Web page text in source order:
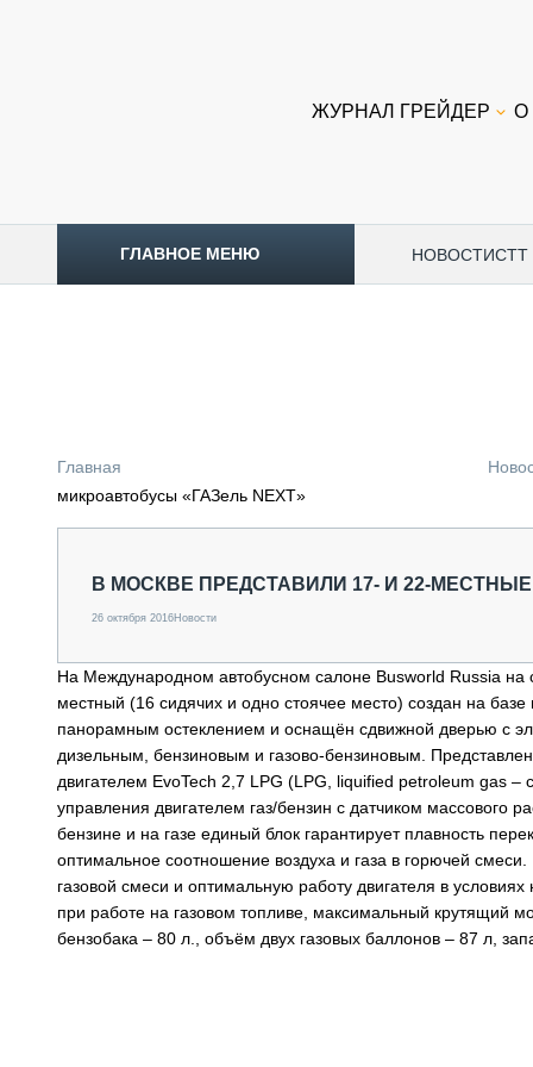
ЖУРНАЛ ГРЕЙДЕР О
ГЛАВНОЕ МЕНЮ НОВОСТИCTT
ОБЗОР РЫНКА
ГРУЗОПЕРЕВОЗКИ
ИСПЫТАТЕЛИ
ТЕХНОЛОГИИ
ДОРОЖНАЯ ИНДУСТРИЯ
СЕРВИСМЕНЫ
Главная
микроавтобусы «ГАЗель NEXT»
В МОСКВЕ ПРЕДСТАВИЛИ 17- И 22-
26 октября 2016Новости
На Международном автобусном салоне Busworld Russia на
местный (16 сидячих и одно стоячее место) создан на
панорамным остеклением и оснащён сдвижной дверью с
дизельным, бензиновым и газово-бензиновым.
двигателем EvoTech 2,7 LPG (LPG, liquified petroleum gas
управления двигателем газ/бензин с датчиком
бензине и на газе единый блок гарантирует плавность
оптимальное соотношение воздуха и газа в горючей
газовой смеси и оптимальную работу двигателя в
при работе на газовом топливе, максимальный крутящий
бензобака – 80 л., объём двух газовых баллонов – 87 л,